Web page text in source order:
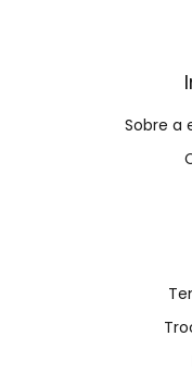
Sobre a